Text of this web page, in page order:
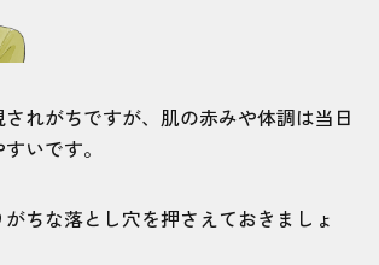
れがちですが、肌の赤みや体調は当日
いです。
ちな落とし穴を押さえておきましょ